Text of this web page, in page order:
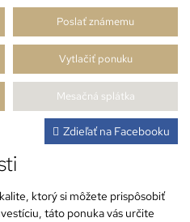
Poslať známemu
Vytlačiť ponuku
Mesačná splátka
Zdieľať na Facebooku
ktorý si môžete prispôsobiť
táto ponuka vás určite